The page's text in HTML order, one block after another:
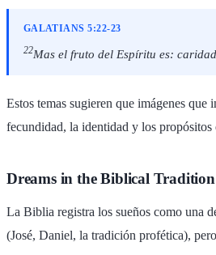
GALATIANS 5:22-23
22Mas el fruto del Espíritu es:
Estos temas sugieren que imágenes
fecundidad, la identidad y los propósitos
Dreams in the Biblical Tradition
La Biblia registra los sueños como una
(José, Daniel, la tradición profética),